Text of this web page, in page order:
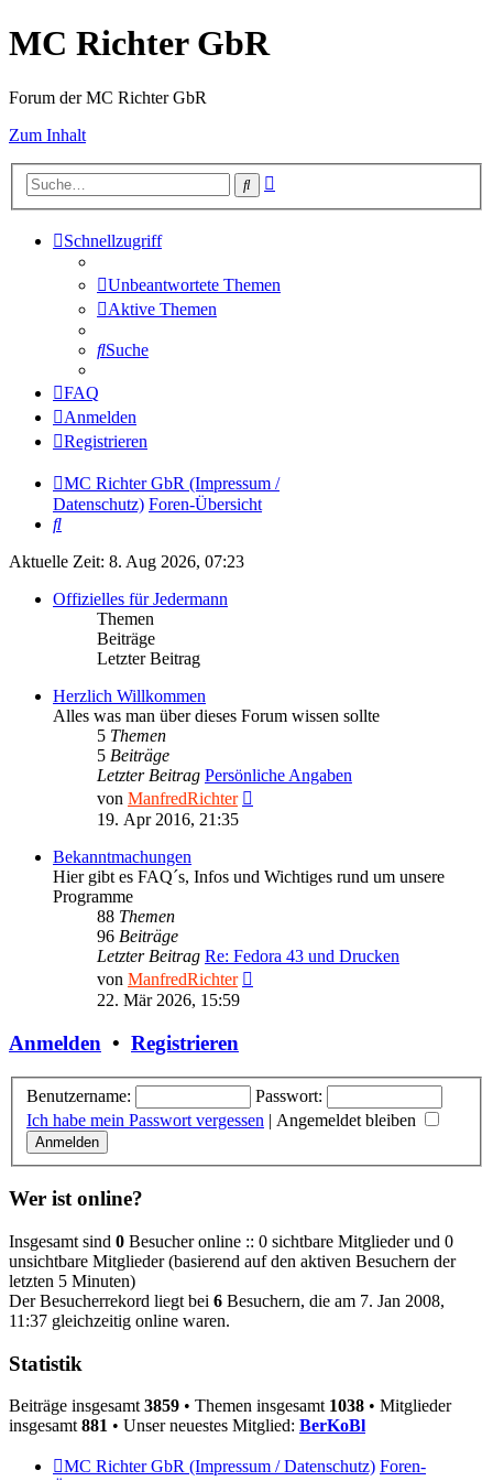
MC Richter GbR
Forum der MC Richter GbR
Zum Inhalt
Suche
Schnellzugriff
Unbeantwortete Themen
Aktive Themen
Suche
FAQ
Anmelden
Registrieren
MC Richter GbR (Impressum /
Datenschutz) Foren-Übersicht
Suche
Aktuelle Zeit: 8. Aug 2026, 07:23
Offizielles für Jedermann
Themen
Beiträge
Letzter Beitrag
Herzlich Willkommen
Alles was man über dieses Forum wissen sollte
5 Themen
5 Beiträge
Letzter Beitrag Persönliche Angaben
von ManfredRichter
19. Apr 2016, 21:35
Bekanntmachungen
Hier gibt es FAQ´s, Infos und Wichtiges rund um unsere
Programme
88 Themen
96 Beiträge
Letzter Beitrag Re: Fedora 43 und Drucken
von ManfredRichter
22. Mär 2026, 15:59
Anmelden • Registrieren
Benutzername:
Passwort:
Ich habe mein Passwort vergessen | Angemeldet bleiben
Wer ist online?
Insgesamt sind 0 Besucher online :: 0 sichtbare Mitglieder und 0
unsichtbare Mitglieder (basierend auf den aktiven Besuchern der
letzten 5 Minuten)
Der Besucherrekord liegt bei 6 Besuchern, die am 7. Jan 2008,
11:37 gleichzeitig online waren.
Statistik
Beiträge insgesamt 3859 • Themen insgesamt 1038 • Mitglieder
insgesamt 881 • Unser neuestes Mitglied: BerKoBl
MC Richter GbR (Impressum / Datenschutz) Foren-